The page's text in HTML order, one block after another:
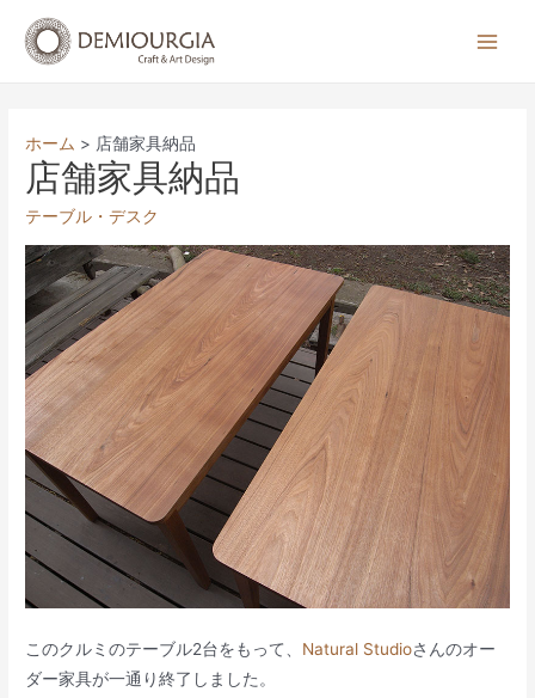
ホーム 店舗家具納品
店舗家具納品
テーブル・デスク
このクルミのテーブル2台をもって、 Natural Studioさんのオー
ダー家具が一通り終了しました。